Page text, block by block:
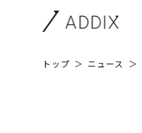
トップ ニュース